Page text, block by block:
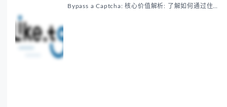
Bypass a Captcha: 核心价值解析: 了解如何通过住宅